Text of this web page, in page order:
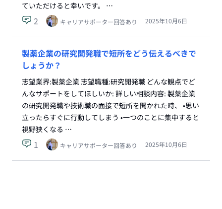
ていただけると幸いです。 …
2 キャリアサポーター回答あり 2025年10月6日
製薬企業の研究開発職で短所をどう伝えるべきで
しょうか？
志望業界:製薬企業 志望職種:研究開発職 どんな観点でど
んなサポートをしてほしいか: 詳しい相談内容: 製薬企業
の研究開発職や技術職の面接で短所を聞かれた時、 •思い
立ったらすぐに行動してしまう •一つのことに集中すると
視野狭くなる …
1 キャリアサポーター回答あり 2025年10月6日